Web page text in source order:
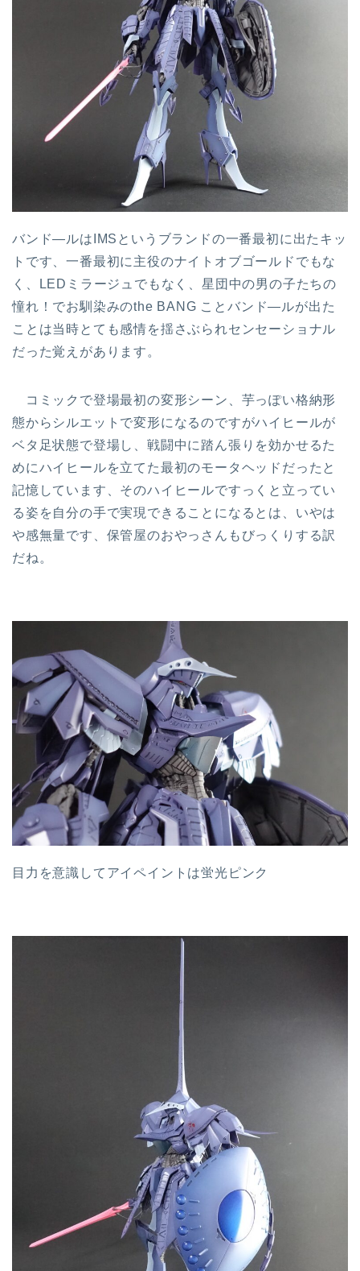
バンド―ルはIMSというブランドの一番最初に出たキッ
トです、一番最初に主役のナイトオブゴールドでもな
く、LEDミラージュでもなく、星団中の男の子たちの
憧れ！でお馴染みのthe BANG ことバンド―ルが出た
ことは当時とても感情を揺さぶられセンセーショナル
だった覚えがあります。
コミックで登場最初の変形シーン、芋っぽい格納形
態からシルエットで変形になるのですがハイヒールが
ベタ足状態で登場し、戦闘中に踏ん張りを効かせるた
めにハイヒールを立てた最初のモータヘッドだったと
記憶しています、そのハイヒールですっくと立ってい
る姿を自分の手で実現できることになるとは、いやは
や感無量です、保管屋のおやっさんもびっくりする訳
だね。
目力を意識してアイペイントは蛍光ピンク